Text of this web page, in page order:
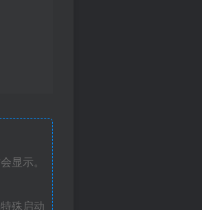
显示。
殊启动